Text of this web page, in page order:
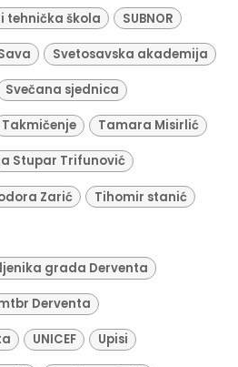
tehnička škola SUBNOR
Svetosavska akademija
Svečana sjednica
Takmičenje Tamara Misirlić
Stupar Trifunović
Zarić Tihomir stanić
grada Derventa
Derventa
UNICEF Upisi